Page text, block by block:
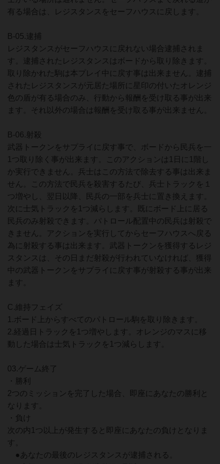
有る場合は、レジスタンスをセーフハウスに戻します。
B-05.逮捕
レジスタンスがセーフハウスに戻れない場合逮捕されま
す。逮捕されたレジスタンスはボードから取り除きます。
取り除かれた駒は本プレイ中に戻す事は出来ません。逮捕
されたレジスタンスが元居た場所に星印の付いたオレンジ
色の盾が有る場合のみ、行動から報酬を受け取る事が出来
ます。それ以外の場合は報酬を受け取る事が出来ません。
B-06.射殺
武器トークンをサプライに戻す事で、ボードから民兵を一
1つ取り除く事が出来ます。このアクションは1日に1階し
か実行できません。兵士はこの方法で除去する事は出来ま
せん。この方法で民兵を殺害するたび、兵士トラックを１
つ増やし、翌日以降、民兵の一部を兵士に置き換えます。
次に士気トラックを1つ減らします。既にボード上に居る
民兵のみ射殺できます。パトロール配置中の民兵は射殺で
きません。アクションを実行してからセーフハウスへ戻る
為に射殺する事は出来ます。武器トークンを獲得するレジ
スタンスは、その日まだ射殺が行われていなければ、獲得
中の武器トークンをサプライに戻す事が射殺する事が出来
ます。
C.維持フェイズ
1.ボード上からすべてのパトロール駒を取り除きます。
2.経過日トラックを1つ増やします。オレンジのマスに移
動した場合は士気トラックを1つ減らします。
03.ゲーム終了
・勝利
2つのミッションを完了した場合、即座にあなたの勝利と
なります。
・負け
次の内1つ以上が発生すると即座にあなたの負けとなりま
す。
●あなたの最後のレジスタンスが逮捕される。